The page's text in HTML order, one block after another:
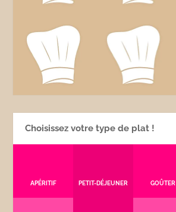
Choisissez votre type de plat !
APÉRITIF PETIT-DÉJEUNER GOÛTER